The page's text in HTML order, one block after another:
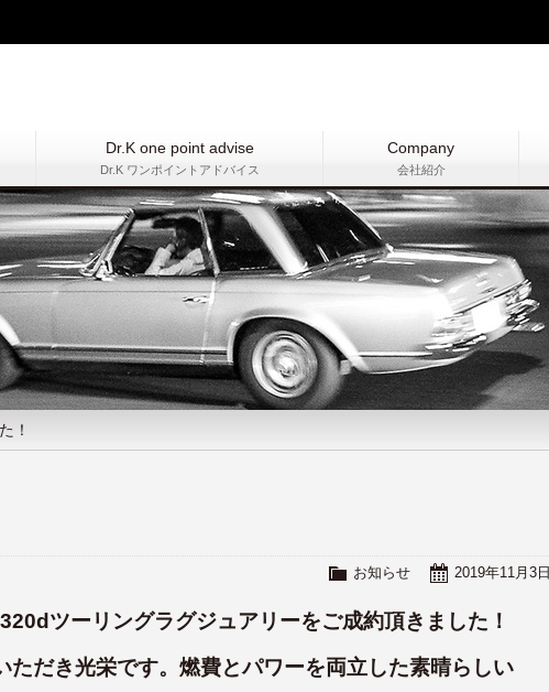
Dr.K one point advise
Dr.K ワンポイントアドバイス
Company
会社紹介
！
2019年11月3日
お知らせ
ツーリングラグジュアリーをご成約頂きました！
ただき光栄です。燃費とパワーを両立した素晴らしい